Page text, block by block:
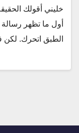
خليني أقولك
الطبق اتحرك. لكن